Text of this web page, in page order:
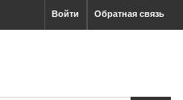
Обратная связь
Войти